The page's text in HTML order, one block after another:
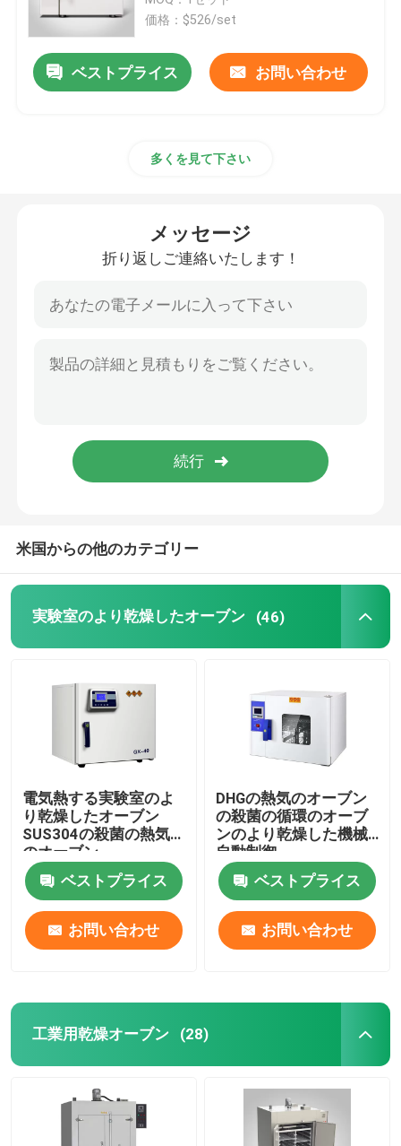
軌道シェーカーの定温器
嫌気性インキュベーター
環境試験室
マッフル炉
価格：$526/set
ベストプライス お問い合わせ
多くを見て下さい
メッセージ
折り返しご連絡いたします！
米国からの他のカテゴリー
実験室のより乾燥したオーブン (46)
電気熱する実験室のよ
り乾燥したオーブン
SUS304の殺菌の熱気
のオーブン
ベストプライス
お問い合わせ
DHGの熱気のオーブン
の殺菌の循環のオーブ
ンのより乾燥した機械
自動制御
ベストプライス
お問い合わせ
工業用乾燥オーブン (28)